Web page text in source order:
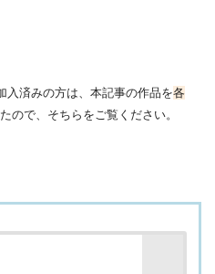
済みの方は、本記事の作品を各
ので、そちらをご覧ください。